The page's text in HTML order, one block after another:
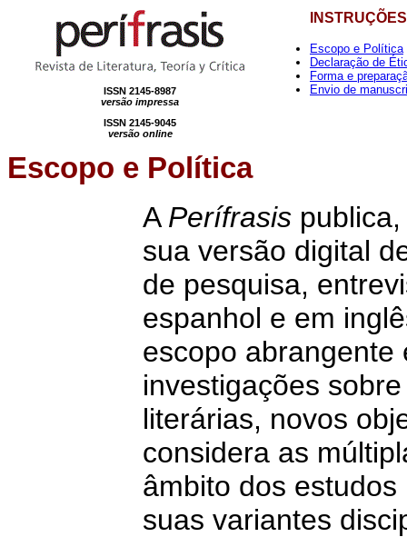
ISSN 2145-8987
versão impressa
ISSN 2145-9045
versão online
Escopo e Política
Declaração de
Forma e
Envio de
Escopo e Política
A Perífrasis
sua versão digital
de pesquisa,
espanhol e em
escopo abrangente
investigações
literárias, novos
considera as
âmbito dos
suas variantes